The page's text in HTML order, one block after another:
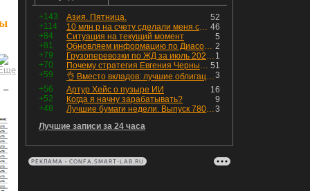
–
+143 52
Азия. Пятница.
+114
46
10 млн р на счету сделали меня счастливым? Ожидание vs Реальность!
+84
5
Ситуация на текущий момент
+81
2
Обновляем информацию по Диасофту: дивиденды и выкуп
+79
1
Грузоперевозки по ЖД за июль 2026 г. — четвёртый месяц подряд роста, чёрные металлы на уровне прошлого года, а каменный уголь в плюсе.
+70
51
Почему стратегия Евгения Черных приведет вас к убыткам в 2026 году
+59
3
👌 Вместо вкладов: лучшие облигации — только супер надёжные
+56
16
Артур Хейс о пузыре ИИ
+52
9
Когда я начну зарабатывать?
+48
3
Лучшие бумаги недели. Выпуск 780 – обновления для пятницы
Лучшие записи за 24 часа
РЕКЛАМА • CONFA.SMART-LAB.RU